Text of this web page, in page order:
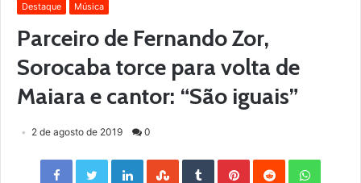
Destaque Música
Parceiro de Fernando Zor,
Sorocaba torce para volta de
Maiara e cantor: “São iguais”
2 de agosto de 2019 0
Facebook Twitter LinkedIn StumbleUpon Tumblr Pinterest Reddit